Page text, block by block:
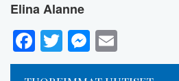
Elina Alanne
Facebook
Twitter